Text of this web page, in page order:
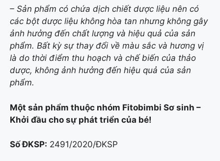
– Sản phẩm có chứa dịch chiết dược liệu nên có
các bột dược liệu không hòa tan nhưng không gây
ảnh hưởng đến chất lượng và hiệu quả của sản
phẩm. Bất kỳ sự thay đổi về màu sắc và hương vị
là do thời điểm thu hoạch và chế biến của thảo
dược, không ảnh hưởng đến hiệu quả của sản
phẩm.
Một sản phẩm thuộc nhóm Fitobimbi Sơ sinh –
Khởi đầu cho sự phát triển của bé!
Số ĐKSP: 2491/2020/ĐKSP